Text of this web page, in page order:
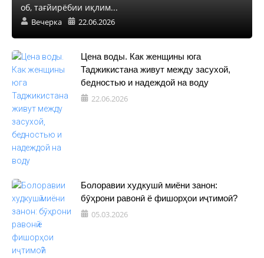
об, тағйирёбии иқлим...
Вечерка 22.06.2026
Цена воды. Как женщины юга
Таджикистана живут между засухой,
бедностью и надеждой на воду
22.06.2026
Болоравии худкушӣ миёни занон:
бӯҳрони равонӣ ё фишорҳои иҷтимоӣ?
05.03.2026